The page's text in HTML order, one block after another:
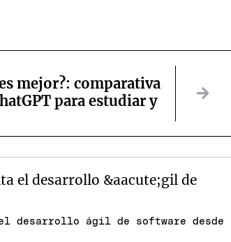
mejor?: comparativa
para estudiar y
desarrollo ágil de software desde